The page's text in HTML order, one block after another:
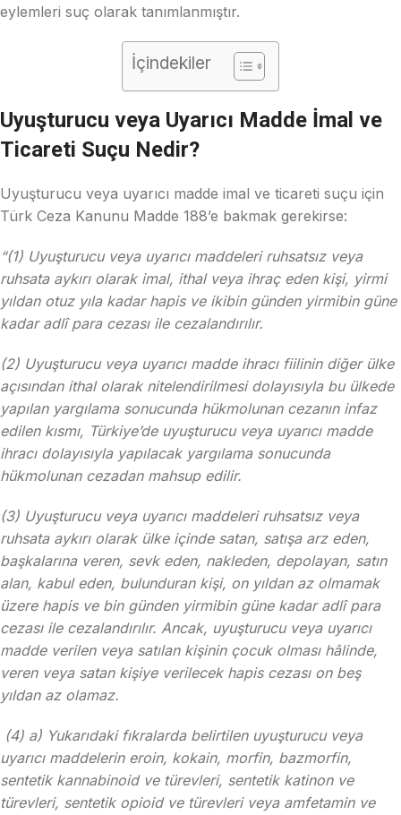
eylemleri suç olarak tanımlanmıştır.
İçindekiler
Uyuşturucu veya Uyarıcı Madde İmal ve
Ticareti Suçu Nedir?
Uyuşturucu veya uyarıcı madde imal ve ticareti suçu için
Türk Ceza Kanunu Madde 188’e bakmak gerekirse:
“(1) Uyuşturucu veya uyarıcı maddeleri ruhsatsız veya
ruhsata aykırı olarak imal, ithal veya ihraç eden kişi, yirmi
yıldan otuz yıla kadar hapis ve ikibin günden yirmibin güne
kadar adlî para cezası ile cezalandırılır.
(2) Uyuşturucu veya uyarıcı madde ihracı fiilinin diğer ülke
açısından ithal olarak nitelendirilmesi dolayısıyla bu ülkede
yapılan yargılama sonucunda hükmolunan cezanın infaz
edilen kısmı, Türkiye’de uyuşturucu veya uyarıcı madde
ihracı dolayısıyla yapılacak yargılama sonucunda
hükmolunan cezadan mahsup edilir.
(3) Uyuşturucu veya uyarıcı maddeleri ruhsatsız veya
ruhsata aykırı olarak ülke içinde satan, satışa arz eden,
başkalarına veren, sevk eden, nakleden, depolayan, satın
alan, kabul eden, bulunduran kişi, on yıldan az olmamak
üzere hapis ve bin günden yirmibin güne kadar adlî para
cezası ile cezalandırılır. Ancak, uyuşturucu veya uyarıcı
madde verilen veya satılan kişinin çocuk olması hâlinde,
veren veya satan kişiye verilecek hapis cezası on beş
yıldan az olamaz.
(4) a) Yukarıdaki fıkralarda belirtilen uyuşturucu veya
uyarıcı maddelerin eroin, kokain, morfin, bazmorfin,
sentetik kannabinoid ve türevleri, sentetik katinon ve
türevleri, sentetik opioid ve türevleri veya amfetamin ve